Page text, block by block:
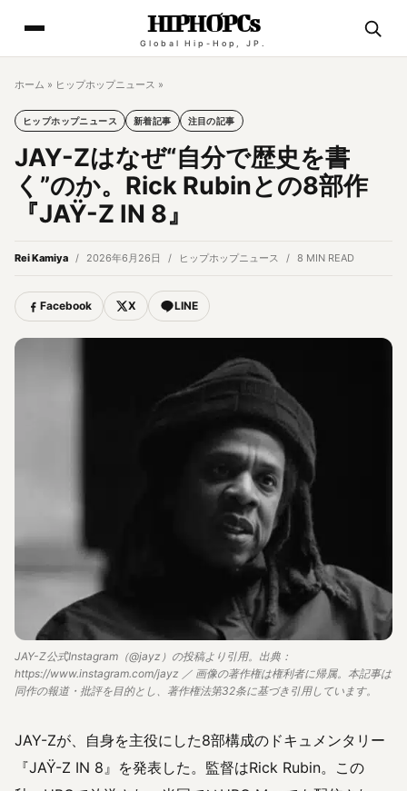
HIPHOPCs
Global Hip-Hop, JP.
ホーム » ヒップホップニュース »
ヒップホップニュース 新着記事 注目の記事
JAY-Zはなぜ“自分で歴史を書
く”のか。Rick Rubinとの8部作
『JAŸ-Z IN 8』
Rei Kamiya 2026年6月26日 ヒップホップニュース 8 MIN READ
Facebook X LINE
JAY-Z公式Instagram（@jayz）の投稿より引用。出典：
https://www.instagram.com/jayz ／ 画像の著作権は権利者に帰属。本記事は
同作の報道・批評を目的とし、著作権法第32条に基づき引用しています。
JAY-Zが、自身を主役にした8部構成のドキュメンタリー
『JAŸ-Z IN 8』を発表した。監督はRick Rubin。この